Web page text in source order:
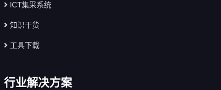
ICT集采系统
知识干货
工具下载
行业解决方案